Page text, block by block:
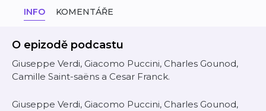
INFO KOMENTÁŘE
O epizodě podcastu
Giuseppe Verdi, Giacomo Puccini, Charles Gounod,
Camille Saint-saëns a Cesar Franck.
Giuseppe Verdi, Giacomo Puccini, Charles Gounod,